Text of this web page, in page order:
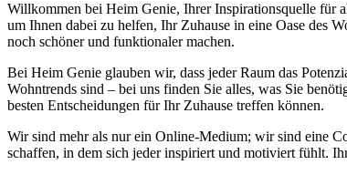
Willkommen bei Heim Genie, Ihrer Inspirationsquelle für
um Ihnen dabei zu helfen, Ihr Zuhause in eine Oase des
noch schöner und funktionaler machen.
Bei Heim Genie glauben wir, dass jeder Raum das
Wohntrends sind – bei uns finden Sie alles, was Sie
besten Entscheidungen für Ihr Zuhause treffen können.
Wir sind mehr als nur ein Online-Medium; wir sind eine
schaffen, in dem sich jeder inspiriert und motiviert fühlt.